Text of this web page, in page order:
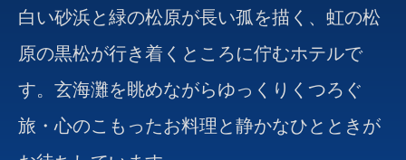
白い砂浜と緑の松原が長い孤を描く、虹の松
原の黒松が行き着くところに佇むホテルで
す。玄海灘を眺めながらゆっくりくつろぐ
旅・心のこもったお料理と静かなひとときが